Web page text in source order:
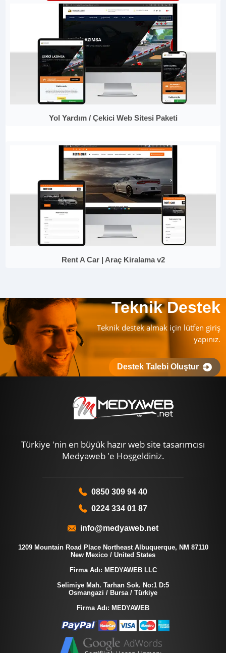
Yol Yardım / Çekici Web Sitesi Paketi
Rent A Car | Araç Kiralama v2
Teknik Destek
Teknik destek almak için lütfen giriş
yapınız.
Destek Talebi Oluştur
Türkiye 'nin en büyük hazır web site tasarımcısı
Medyaweb 'e Hoşgeldiniz.
0850 309 94 40
0224 334 01 87
info@medyaweb.net
1209 Mountain Road Place Northeast Albuquerque, NM 87110
New Mexico / United States
Firma Adı: MEDYAWEB LLC
Selimiye Mah. Tarhan Sok. No:1 D:5
Osmangazi / Bursa / Türkiye
Firma Adı: MEDYAWEB